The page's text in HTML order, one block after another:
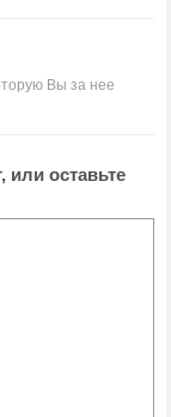
Вы за нее
или оставьте